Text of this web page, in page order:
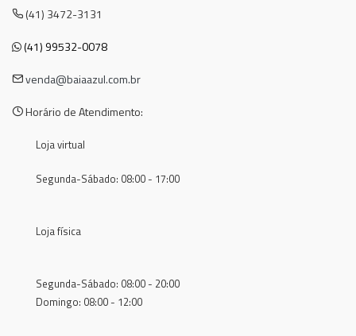
(41) 3472-3131
(41) 99532-0078
venda@baiaazul.com.br
Horário de Atendimento:
Loja virtual
Segunda-Sábado: 08:00 - 17:00
Loja física
Segunda-Sábado: 08:00 - 20:00
Domingo: 08:00 - 12:00